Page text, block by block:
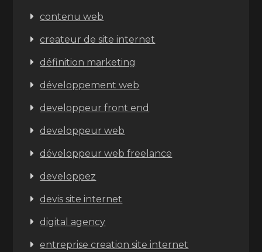
contenu web
createur de site internet
définition marketing
développement web
developpeur front end
developpeur web
développeur web freelance
developpez
devis site internet
digital agency
entreprise creation site internet